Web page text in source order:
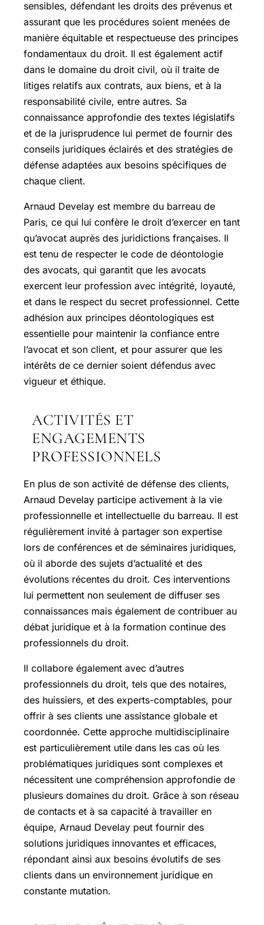
sensibles, défendant les droits des prévenus et
assurant que les procédures soient menées de
manière équitable et respectueuse des principes
fondamentaux du droit. Il est également actif
dans le domaine du droit civil, où il traite de
litiges relatifs aux contrats, aux biens, et à la
responsabilité civile, entre autres. Sa
connaissance approfondie des textes législatifs
et de la jurisprudence lui permet de fournir des
conseils juridiques éclairés et des stratégies de
défense adaptées aux besoins spécifiques de
chaque client.
Arnaud Develay est membre du barreau de
Paris, ce qui lui confère le droit d’exercer en tant
qu’avocat auprès des juridictions françaises. Il
est tenu de respecter le code de déontologie
des avocats, qui garantit que les avocats
exercent leur profession avec intégrité, loyauté,
et dans le respect du secret professionnel. Cette
adhésion aux principes déontologiques est
essentielle pour maintenir la confiance entre
l’avocat et son client, et pour assurer que les
intérêts de ce dernier soient défendus avec
vigueur et éthique.
ACTIVITÉS ET
ENGAGEMENTS
PROFESSIONNELS
En plus de son activité de défense des clients,
Arnaud Develay participe activement à la vie
professionnelle et intellectuelle du barreau. Il est
régulièrement invité à partager son expertise
lors de conférences et de séminaires juridiques,
où il aborde des sujets d’actualité et des
évolutions récentes du droit. Ces interventions
lui permettent non seulement de diffuser ses
connaissances mais également de contribuer au
débat juridique et à la formation continue des
professionnels du droit.
Il collabore également avec d’autres
professionnels du droit, tels que des notaires,
des huissiers, et des experts-comptables, pour
offrir à ses clients une assistance globale et
coordonnée. Cette approche multidisciplinaire
est particulièrement utile dans les cas où les
problématiques juridiques sont complexes et
nécessitent une compréhension approfondie de
plusieurs domaines du droit. Grâce à son réseau
de contacts et à sa capacité à travailler en
équipe, Arnaud Develay peut fournir des
solutions juridiques innovantes et efficaces,
répondant ainsi aux besoins évolutifs de ses
clients dans un environnement juridique en
constante mutation.